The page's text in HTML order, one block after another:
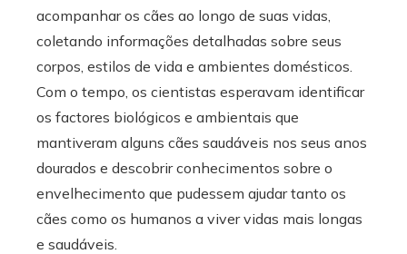
acompanhar os cães ao longo de suas vidas,
coletando informações detalhadas sobre seus
corpos, estilos de vida e ambientes domésticos.
Com o tempo, os cientistas esperavam identificar
os factores biológicos e ambientais que
mantiveram alguns cães saudáveis ​​nos seus anos
dourados e descobrir conhecimentos sobre o
envelhecimento que pudessem ajudar tanto os
cães como os humanos a viver vidas mais longas
e saudáveis.